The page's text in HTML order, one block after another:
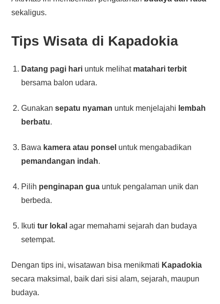
sekaligus.
Tips Wisata di Kapadokia
Datang pagi hariuntuk melihat matahari terbit
bersama balon udara.
Gunakan sepatu nyaman untuk menjelajahi lembah
berbatu.
Bawa kamera atau ponsel untuk mengabadikan
pemandangan indah.
Pilih penginapan guauntuk pengalaman unik dan
berbeda.
Ikuti tur lokal agar memahami sejarah dan budaya
setempat.
Dengan tips ini, wisatawan bisa menikmati Kapadokia
secara maksimal, baik dari sisi alam, sejarah, maupun
budaya.